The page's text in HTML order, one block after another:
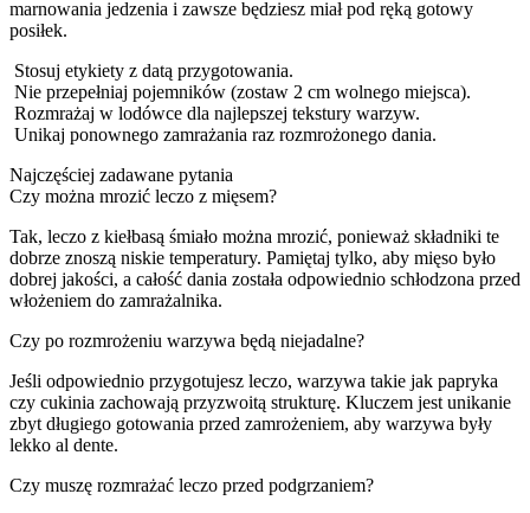
marnowania jedzenia i zawsze będziesz miał pod ręką gotowy
posiłek.
Stosuj etykiety z datą przygotowania.
Nie przepełniaj pojemników (zostaw 2 cm wolnego miejsca).
Rozmrażaj w lodówce dla najlepszej tekstury warzyw.
Unikaj ponownego zamrażania raz rozmrożonego dania.
Najczęściej zadawane pytania
Czy można mrozić leczo z mięsem?
Tak, leczo z kiełbasą śmiało można mrozić, ponieważ składniki te
dobrze znoszą niskie temperatury. Pamiętaj tylko, aby mięso było
dobrej jakości, a całość dania została odpowiednio schłodzona przed
włożeniem do zamrażalnika.
Czy po rozmrożeniu warzywa będą niejadalne?
Jeśli odpowiednio przygotujesz leczo, warzywa takie jak papryka
czy cukinia zachowają przyzwoitą strukturę. Kluczem jest unikanie
zbyt długiego gotowania przed zamrożeniem, aby warzywa były
lekko al dente.
Czy muszę rozmrażać leczo przed podgrzaniem?